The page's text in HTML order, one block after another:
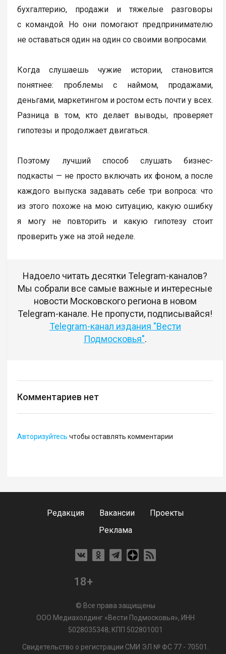
бухгалтерию, продажи и тяжелые разговоры
с командой. Но они помогают предпринимателю
не оставаться один на один со своими вопросами.
Когда слушаешь чужие истории, становится
понятнее: проблемы с наймом, продажами,
деньгами, маркетингом и ростом есть почти у всех.
Разница в том, кто делает выводы, проверяет
гипотезы и продолжает двигаться.
Поэтому лучший способ слушать бизнес-
подкасты — не просто включать их фоном, а после
каждого выпуска задавать себе три вопроса: что
из этого похоже на мою ситуацию, какую ошибку
я могу не повторить и какую гипотезу стоит
проверить уже на этой неделе.
Надоело читать десятки Telegram-каналов?
Мы собрали все самые важные и интересные
новости Московского региона в новом
Telegram-канале. Не пропусти, подписывайся!
Telegram-канал издания "Вести
Подмосковья".
Комментариев нет
Авторизуйтесь чтобы оставлять комментарии
Редакция Вакансии
Проекты
Реклама
18+
© Все права защищены
ООО Медиахолдинг «Вести Подмосковья», ИНН
5028035348; КПП 502801001
Свидетельство о регистрации СМИ ЭЛ № ФС 77 - 70501.